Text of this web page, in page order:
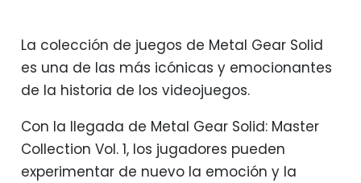
La colección de juegos de Metal Gear Solid
es una de las más icónicas y emocionantes
de la historia de los videojuegos.
Con la llegada de Metal Gear Solid: Master
Collection Vol. 1, los jugadores pueden
experimentar de nuevo la emoción y la